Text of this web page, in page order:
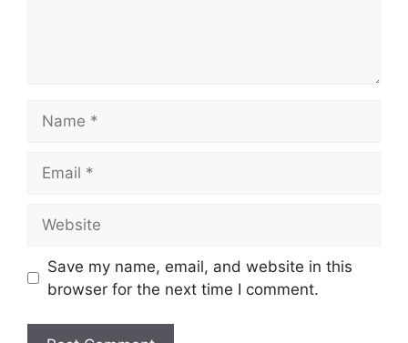
Save my name, email, and website in this
browser for the next time I comment.